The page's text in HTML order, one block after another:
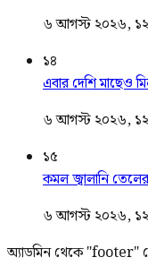
৬ আগস্ট ২০২৬,
১৪
এবার দেশি মাছেও
৬ আগস্ট ২০২৬,
১৫
কমল জ্বালানি
৬ আগস্ট ২০২৬,
অ্যাডমিন থেকে